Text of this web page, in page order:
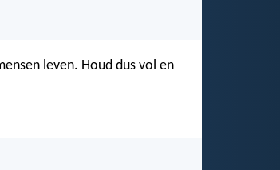
leven. Houd dus vol en